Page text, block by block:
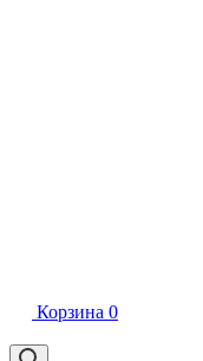
Корзина 0